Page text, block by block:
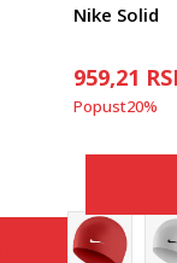
Nike Solid
959,21
Popust20%